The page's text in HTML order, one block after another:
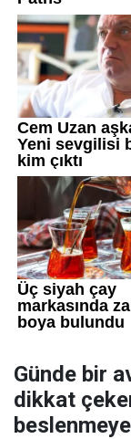
Günde bir
dikkat